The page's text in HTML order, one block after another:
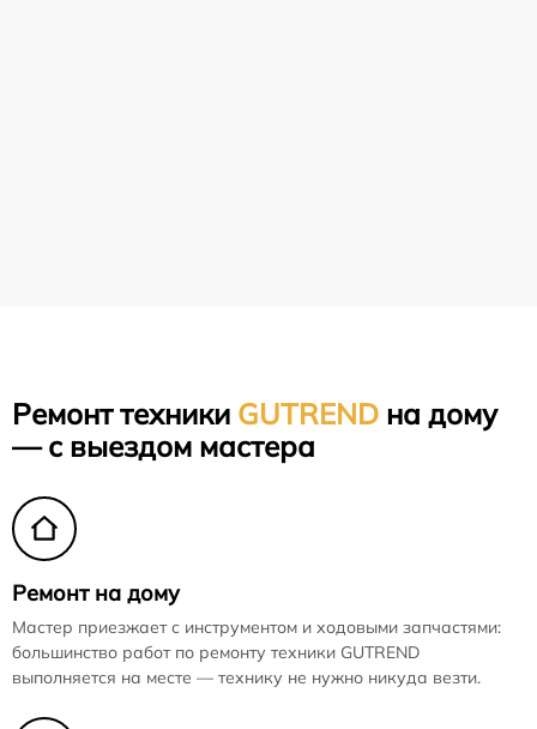
Ремонт техники GUTREND на дому
— с выездом мастера
Ремонт на дому
Мастер приезжает с инструментом и ходовыми запчастями:
большинство работ по ремонту техники GUTREND
выполняется на месте — технику не нужно никуда везти.